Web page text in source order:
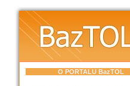
O PORTALU BazTOL